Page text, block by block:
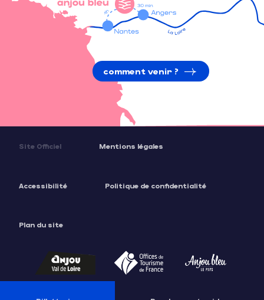
comment venir ?
Site Officiel Mentions légales
Accessibilité Politique de confidentialité
Plan du site